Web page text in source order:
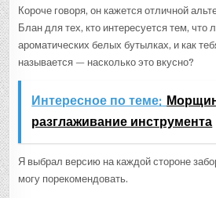
Короче говоря, он кажется отличной
Блан для тех, кто интересуется тем, что
ароматических белых бутылках, и как
называется — насколько это вкусно?
Интересное по теме:
разглаживание инструмента
Я выбрал версию на каждой стороне
могу порекомендовать.